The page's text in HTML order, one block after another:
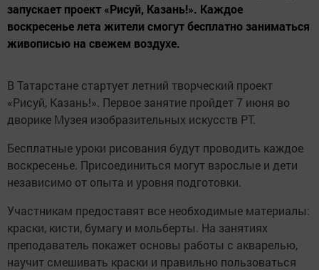
запускает проект «Рисуй, Казань!». Каждое
воскресенье лета жители смогут бесплатно заниматься
живописью на свежем воздухе.
В Татарстане стартует летний творческий проект
«Рисуй, Казань!». Первое занятие пройдет 7 июня во
дворике Музея изобразительных искусств РТ.
Бесплатные уроки рисования будут проводить каждое
воскресенье. Присоединиться могут взрослые и дети
независимо от опыта и уровня подготовки.
Участникам предоставят все необходимые материалы:
краски, кисти, бумагу и мольберты. На занятиях
преподаватель покажет основы работы с акварелью,
научит смешивать краски и правильно пользоваться